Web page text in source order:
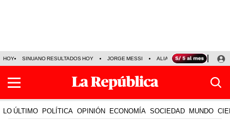
HOY SINUANO RESULTADOS HOY JORGE MESSI ALIANZA LIMA VS SPORT
LO ÚLTIMO POLÍTICA OPINIÓN ECONOMÍA SOCIEDAD MUNDO